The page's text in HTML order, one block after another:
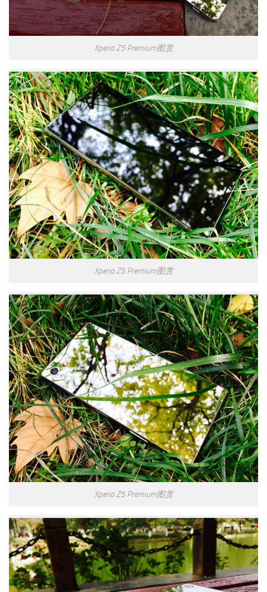
Xperia Z5 Premium图赏
Xperia Z5 Premium图赏
Xperia Z5 Premium图赏